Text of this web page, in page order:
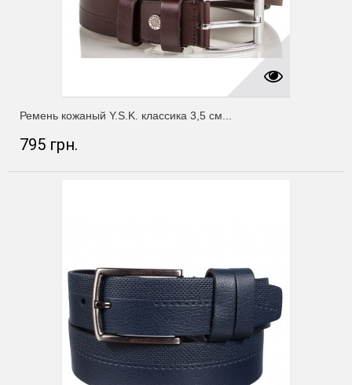
Ремень кожаный Y.S.K. классика 3,5 см...
795 грн.